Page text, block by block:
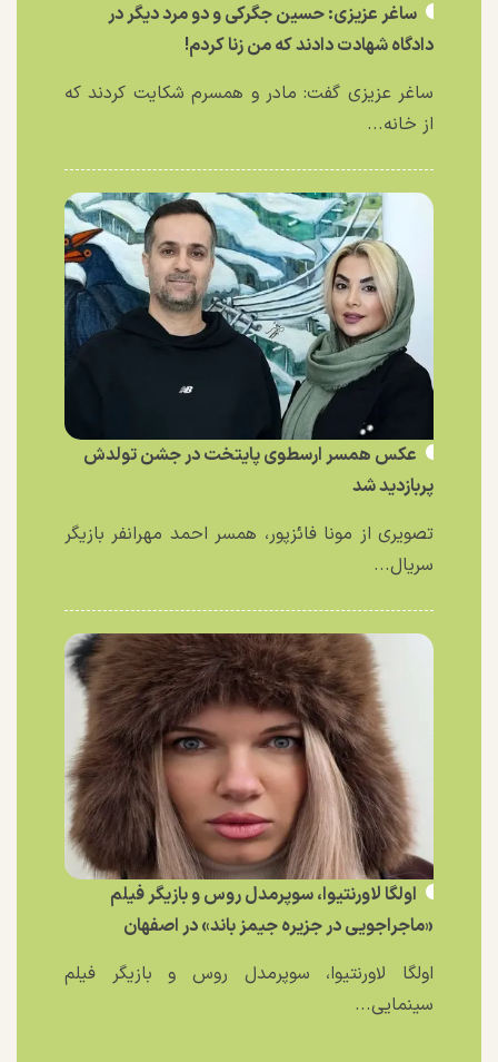
ساغر عزیزی: حسین جگرکی و دو مرد دیگر در
دادگاه شهادت دادند که من زنا کردم!
ساغر عزیزی گفت: مادر و همسرم شکایت کردند که
از خانه...
عکس همسر ارسطوی پایتخت در جشن تولدش
پربازدید شد
تصویری از مونا فائزپور، همسر احمد مهرانفر بازیگر
سریال...
اولگا لاورنتیوا، سوپرمدل روس و بازیگر فیلم
«ماجراجویی در جزیره جیمز باند» در اصفهان
اولگا لاورنتیوا، سوپرمدل روس و بازیگر فیلم
سینمایی...